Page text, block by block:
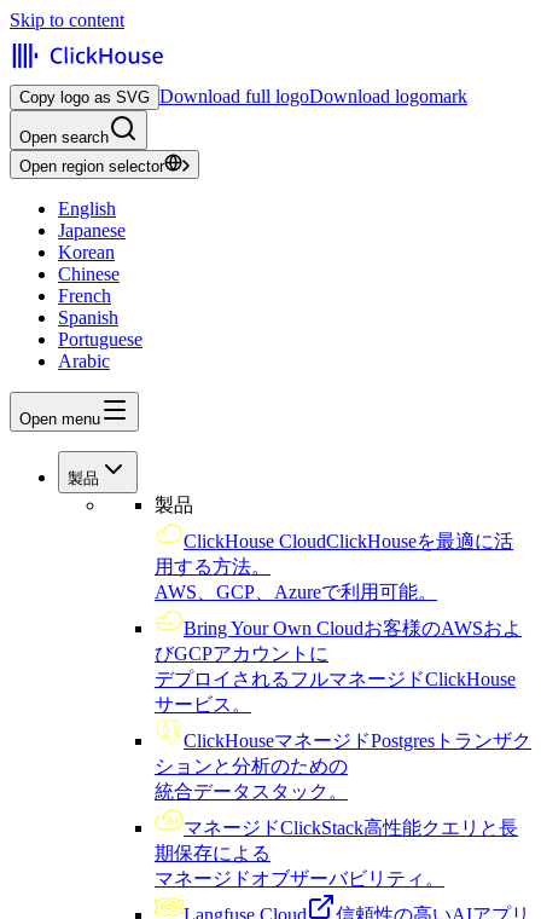
Skip to content
Copy logo as SVG Download full logoDownload logomark
Open search
Open region selector
English
Japanese
Korean
Chinese
French
Spanish
Portuguese
Arabic
Open menu
製品
製品
ClickHouse CloudClickHouseを最適に活
用する方法。
AWS、GCP、Azureで利用可能。
Bring Your Own Cloudお客様のAWSおよ
びGCPアカウントに
デプロイされるフルマネージドClickHouse
サービス。
ClickHouseマネージドPostgres トランザク
ションと分析のための
統合データスタック。
マネージドClickStack高性能クエリと長
期保存による
マネージドオブザーバビリティ。
Langfuse Cloud
信頼性の高いAIアプリ